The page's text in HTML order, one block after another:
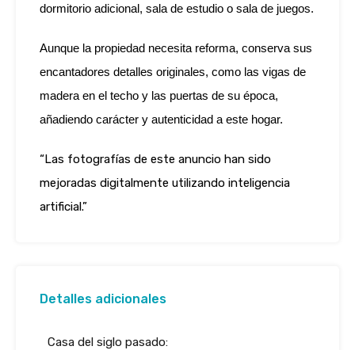
dormitorio adicional, sala de estudio o sala de juegos.
Aunque la propiedad necesita reforma, conserva sus
encantadores detalles originales, como las vigas de
madera en el techo y las puertas de su época,
añadiendo carácter y autenticidad a este hogar.
“Las fotografías de este anuncio han sido
mejoradas digitalmente utilizando inteligencia
artificial.”
Detalles adicionales
Casa del siglo pasado: